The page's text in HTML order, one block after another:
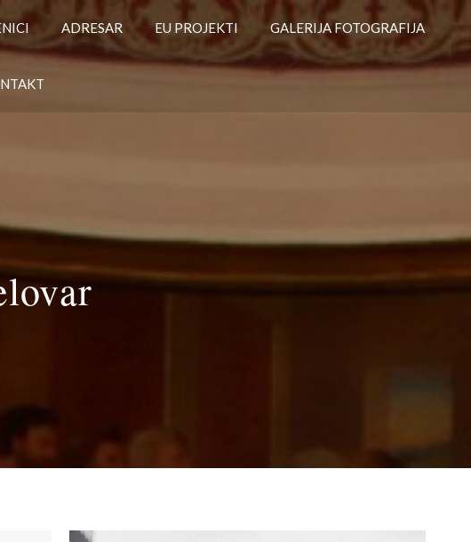
ADRESAR EU PROJEKTI GALERIJA FOTOGRAFIJA